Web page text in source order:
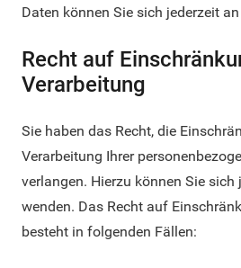
Daten können Sie sich jederzeit
Recht auf
Verarbeitung
Sie haben das Recht, die
Verarbeitung Ihrer
verlangen. Hierzu können Sie sich
wenden. Das Recht auf
besteht in folgenden Fällen: